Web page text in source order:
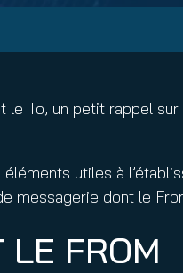
To, un petit rappel
utiles à
messagerie dont le
LE FROM